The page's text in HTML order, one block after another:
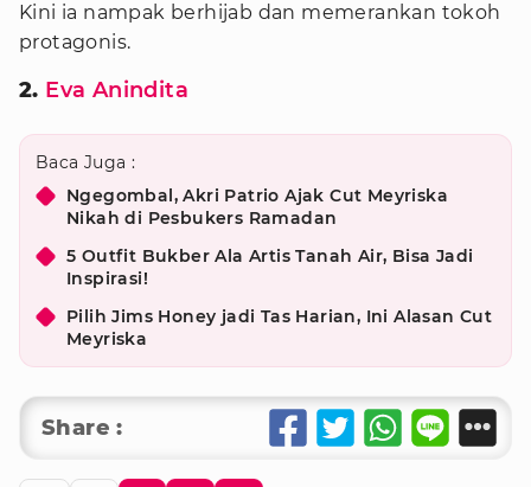
Kini ia nampak berhijab dan memerankan tokoh
protagonis.
2. Eva Anindita
Baca Juga :
Ngegombal, Akri Patrio Ajak Cut Meyriska
Nikah di Pesbukers Ramadan
5 Outfit Bukber Ala Artis Tanah Air, Bisa Jadi
Inspirasi!
Pilih Jims Honey jadi Tas Harian, Ini Alasan Cut
Meyriska
Share :